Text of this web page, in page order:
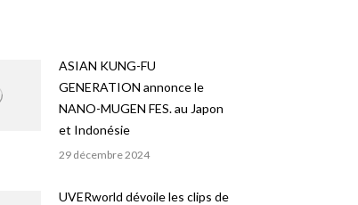
ASIAN KUNG-FU
GENERATION annonce le
NANO-MUGEN FES. au Japon
et Indonésie
29 décembre 2024
UVERworld dévoile les clips de